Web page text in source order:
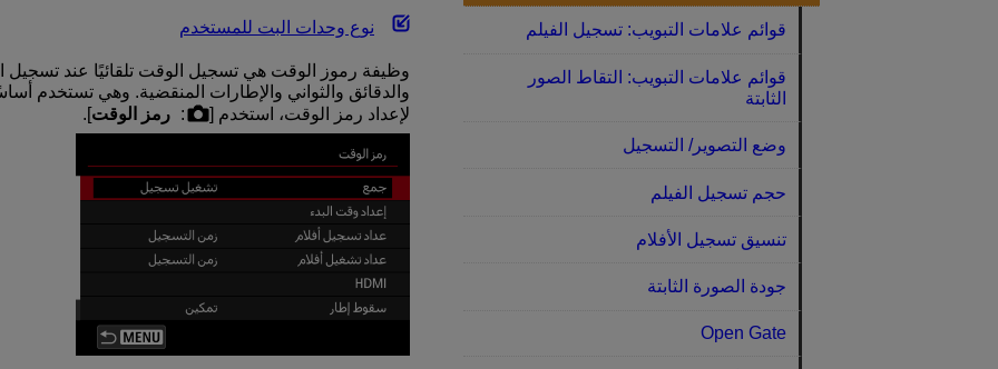
نوع وحدات البت للمستخدم
وظيفة رموز الوقت هي تسجيل الوقت تلقائيًا عند تسجيل
والدقائق والثواني والإطارات المنقضية. وهي تستخدم
لإعداد رمز الوقت، استخدم [
: رمز الوقت].
قوائم علامات التبويب: تسجيل الفيلم
قوائم علامات التبويب: التقاط الصور
الثابتة
وضع التصوير/ التسجيل
حجم تسجيل الفيلم
تنسيق تسجيل الأفلام
جودة الصورة الثابتة
Open Gate‏